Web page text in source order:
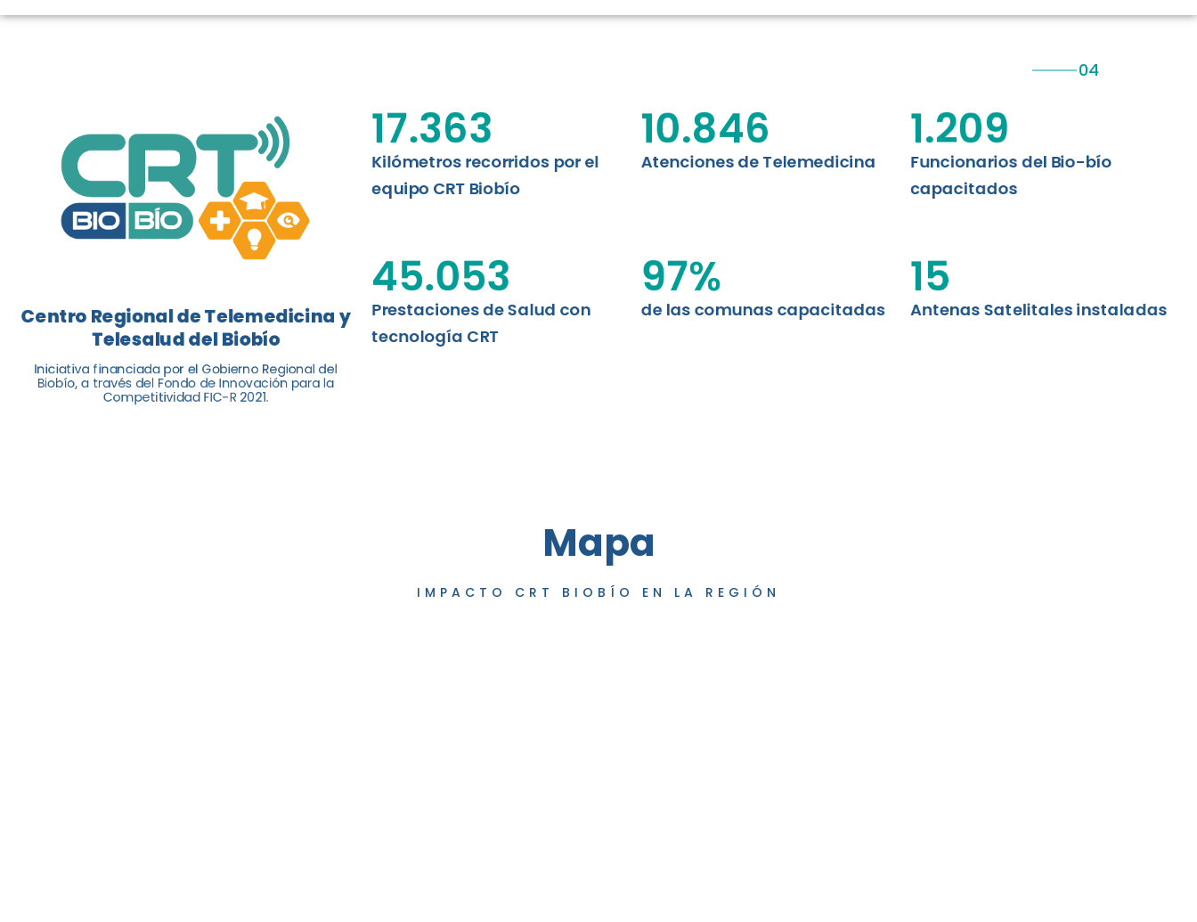
ABORDAJE CLÍNICO EN
I+D+I+E
MDPA
Telesalud del Biobío, a través de la Universidad de Concepción...
Leer más
Centro Regional de Telemedicina y
Telesalud del Biobío
Iniciativa financiada por el Gobierno Regional del
Biobío, a través del Fondo de Innovación para la
Competitividad FIC-R 2021.
Kilómetros recorridos por el
equipo CRT Biobío
17.363
Atenciones de Telemedicina
10.846
Funcionarios del Bio-bío
capacitados
1.209
Prestaciones de Salud con
tecnología CRT
45.053
de las comunas capacitadas
97%
Antenas Satelitales instaladas
15
Mapa
IMPACTO CRT BIOBÍO EN LA REGIÓN